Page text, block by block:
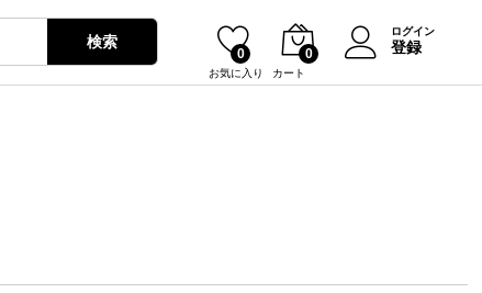
検索
お気に入り
0
カート
0
ログイン
登録